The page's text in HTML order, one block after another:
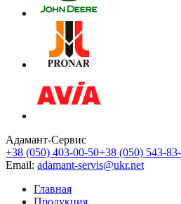
Адамант-Сервис
+38 (050) 403-00-50+38 (050) 543-
Email: adamant-servis@ukr.net
Главная
Продукция